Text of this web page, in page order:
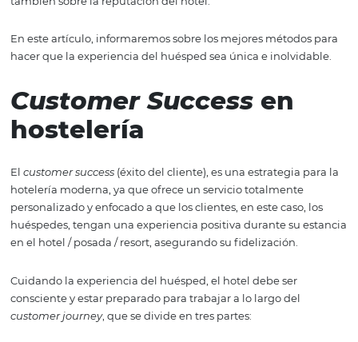
Posadas, Hoteles, Resorts y Cadenas Hoteleras, deben
huéspedes. La experiencia del cliente es la clave para
también sobre la reputación del hotel.
En este artículo, informaremos sobre los mejores
Customer Successen
hostelería
customer success (éxito del cliente), es una estrategia
hotelería moderna, ya que ofrece un servicio totalmente